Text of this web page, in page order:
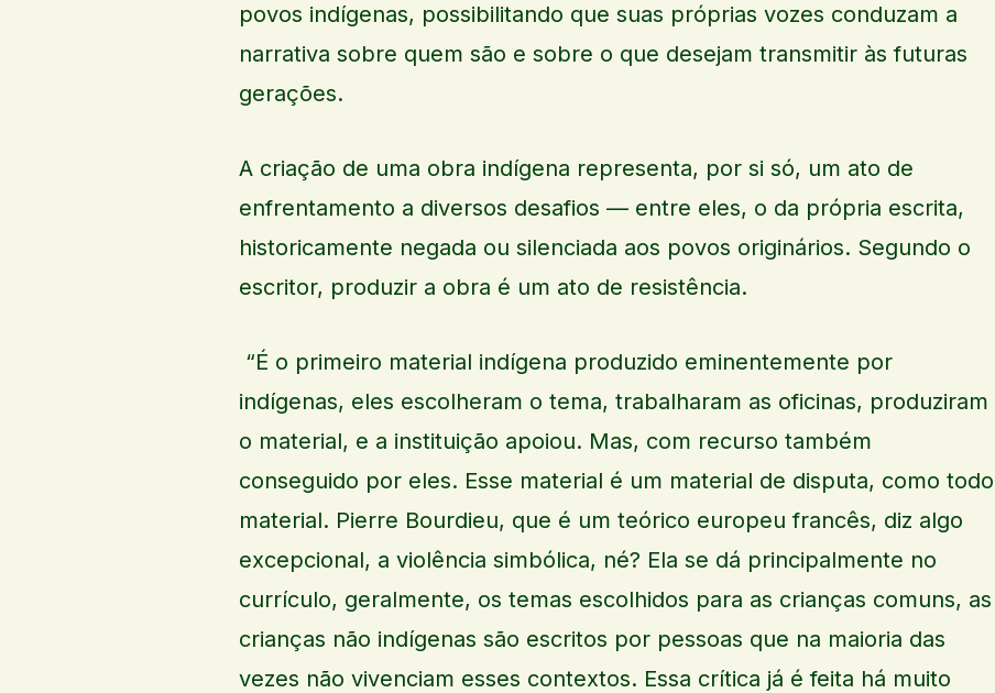
povos indígenas, possibilitando que suas próprias vozes conduzam a
narrativa sobre quem são e sobre o que desejam transmitir às futuras
gerações.
A criação de uma obra indígena representa, por si só, um ato de
enfrentamento a diversos desafios — entre eles, o da própria escrita,
historicamente negada ou silenciada aos povos originários. Segundo o
escritor, produzir a obra é um ato de resistência.
“É o primeiro material indígena produzido eminentemente por
indígenas, eles escolheram o tema, trabalharam as oficinas, produziram
o material, e a instituição apoiou. Mas, com recurso também
conseguido por eles. Esse material é um material de disputa, como todo
material. Pierre Bourdieu, que é um teórico europeu francês, diz algo
excepcional, a violência simbólica, né? Ela se dá principalmente no
currículo, geralmente, os temas escolhidos para as crianças comuns, as
crianças não indígenas são escritos por pessoas que na maioria das
vezes não vivenciam esses contextos. Essa crítica já é feita há muito